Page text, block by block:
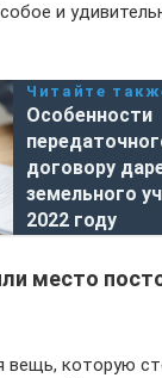
и
Читайте
Особенности
договору
земельного
2022 году
место
которую